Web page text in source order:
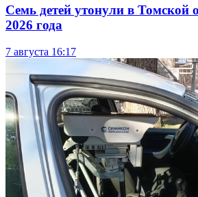
Семь детей утонули в Томской
2026 года
7 августа 16:17